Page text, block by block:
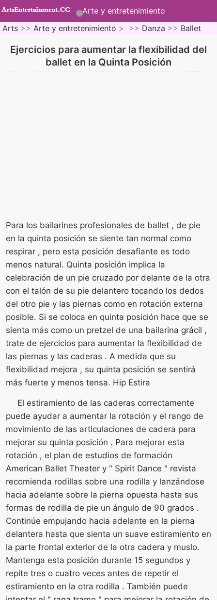
Arte y entretenimiento
Arts >> Arte y entretenimiento > >> Danza >> Ballet
Ejercicios para aumentar la flexibilidad del
ballet en la Quinta Posición
Para los bailarines profesionales de ballet , de pie
en la quinta posición se siente tan normal como
respirar , pero esta posición desafiante es todo
menos natural. Quinta posición implica la
celebración de un pie cruzado por delante de la otra
con el talón de su pie delantero tocando los dedos
del otro pie y las piernas como en rotación externa
posible. Si se coloca en quinta posición hace que se
sienta más como un pretzel de una bailarina grácil ,
trate de ejercicios para aumentar la flexibilidad de
las piernas y las caderas . A medida que su
flexibilidad mejora , su quinta posición se sentirá
más fuerte y menos tensa. Hip Estira
El estiramiento de las caderas correctamente
puede ayudar a aumentar la rotación y el rango de
movimiento de las articulaciones de cadera para
mejorar su quinta posición . Para mejorar esta
rotación , el plan de estudios de formación
American Ballet Theater y " Spirit Dance " revista
recomienda rodillas sobre una rodilla y lanzándose
hacia adelante sobre la pierna opuesta hasta sus
formas de rodilla de pie un ángulo de 90 grados .
Continúe empujando hacia adelante en la pierna
delantera hasta que sienta un suave estiramiento en
la parte frontal exterior de la otra cadera y muslo.
Mantenga esta posición durante 15 segundos y
repite tres o cuatro veces antes de repetir el
estiramiento en la otra rodilla . También puede